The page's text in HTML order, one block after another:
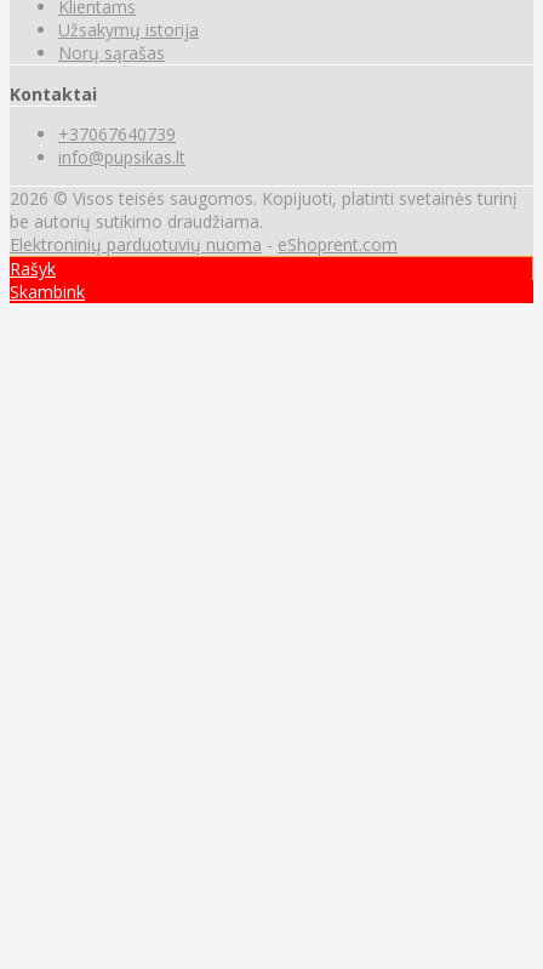
Klientams
Užsakymų istorija
Norų sąrašas
Kontaktai
+37067640739
info@pupsikas.lt
2026 © Visos teisės saugomos. Kopijuoti, platinti svetainės turinį
be autorių sutikimo draudžiama.
Elektroninių parduotuvių nuoma - eShoprent.com
Rašyk
Skambink